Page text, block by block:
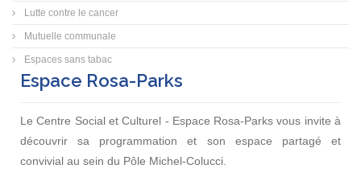
Lutte contre le cancer
Mutuelle communale
Espaces sans tabac
Espace Rosa-Parks
Le Centre Social et Culturel - Espace Rosa-Parks vous invite à
découvrir sa programmation et son espace partagé et
convivial au sein du Pôle Michel-Colucci.